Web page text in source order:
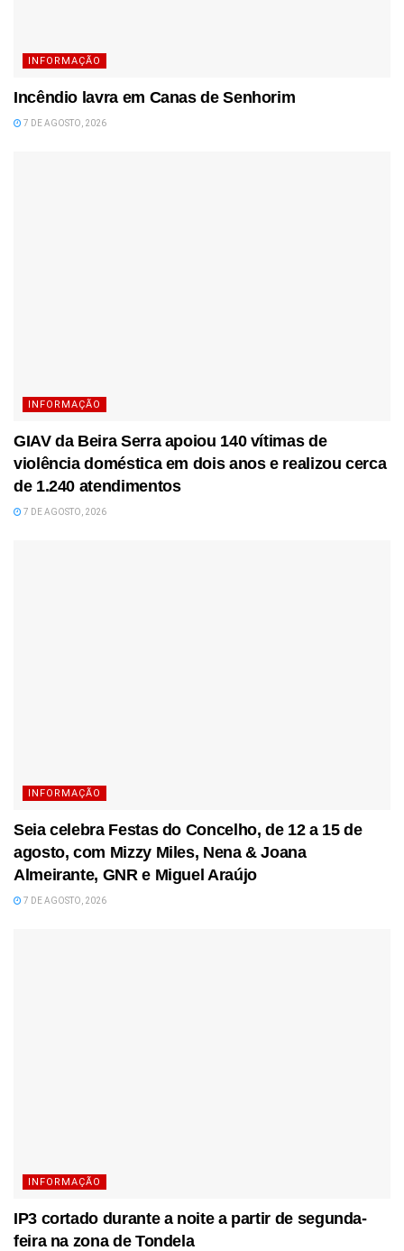
INFORMAÇÃO
Incêndio lavra em Canas de Senhorim
7 DE AGOSTO, 2026
INFORMAÇÃO
GIAV da Beira Serra apoiou 140 vítimas de
violência doméstica em dois anos e realizou cerca
de 1.240 atendimentos
7 DE AGOSTO, 2026
INFORMAÇÃO
Seia celebra Festas do Concelho, de 12 a 15 de
agosto, com Mizzy Miles, Nena & Joana
Almeirante, GNR e Miguel Araújo
7 DE AGOSTO, 2026
INFORMAÇÃO
IP3 cortado durante a noite a partir de segunda-
feira na zona de Tondela